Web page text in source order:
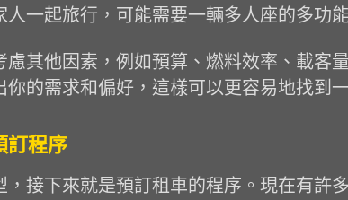
一起旅行，可能需要一輛多人座的多功
慮其他因素，例如預算、燃料效率、載客
的需求和偏好，這樣可以更容易地找到
訂程序
，接下來就是預訂租車的程序。現在有許